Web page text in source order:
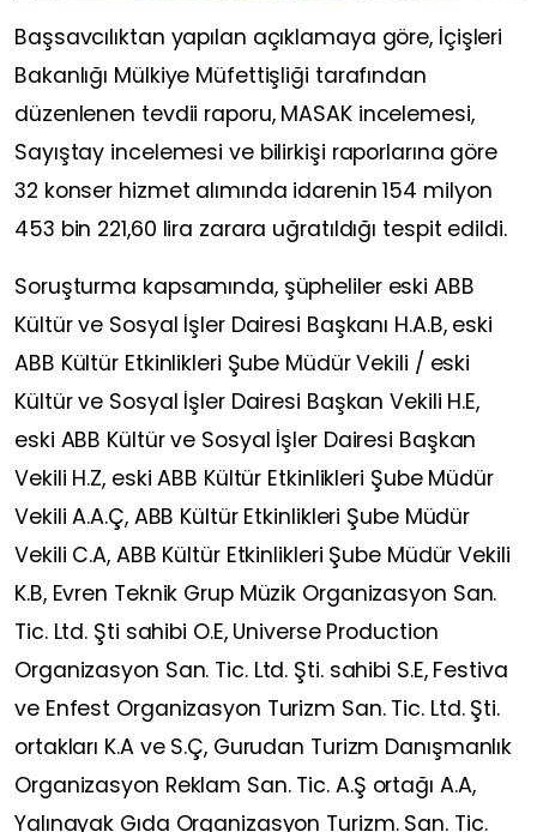
Başsavcılıktan yapılan açıklamaya göre, İçişleri
Bakanlığı Mülkiye Müfettişliği tarafından
düzenlenen tevdii raporu, MASAK incelemesi,
Sayıştay incelemesi ve bilirkişi raporlarına göre
32 konser hizmet alımında idarenin 154 milyon
453 bin 221,60 lira zarara uğratıldığı tespit edildi.
Soruşturma kapsamında, şüpheliler eski ABB
Kültür ve Sosyal İşler Dairesi Başkanı H.A.B, eski
ABB Kültür Etkinlikleri Şube Müdür Vekili / eski
Kültür ve Sosyal İşler Dairesi Başkan Vekili H.E,
eski ABB Kültür ve Sosyal İşler Dairesi Başkan
Vekili H.Z, eski ABB Kültür Etkinlikleri Şube Müdür
Vekili A.A.Ç, ABB Kültür Etkinlikleri Şube Müdür
Vekili C.A, ABB Kültür Etkinlikleri Şube Müdür Vekili
K.B, Evren Teknik Grup Müzik Organizasyon San.
Tic. Ltd. Şti sahibi O.E, Universe Production
Organizasyon San. Tic. Ltd. Şti. sahibi S.E, Festiva
ve Enfest Organizasyon Turizm San. Tic. Ltd. Şti.
ortakları K.A ve S.Ç, Gurudan Turizm Danışmanlık
Organizasyon Reklam San. Tic. A.Ş ortağı A.A,
Yalınayak Gıda Organizasyon Turizm. San. Tic.